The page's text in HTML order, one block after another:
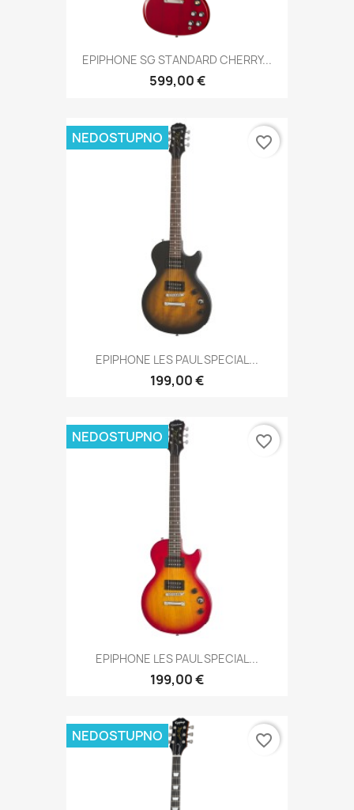
EPIPHONE SG STANDARD CHERRY...
599,00 €
EPIPHONE LES PAUL SPECIAL...
199,00 €
NEDOSTUPNO favorite_border
EPIPHONE LES PAUL SPECIAL...
199,00 €
NEDOSTUPNO favorite_border
NEDOSTUPNO favorite_border